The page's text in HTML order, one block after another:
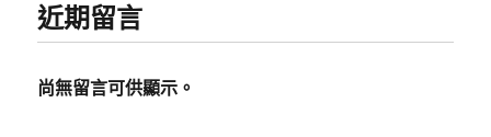
近期留言
尚無留言可供顯示。